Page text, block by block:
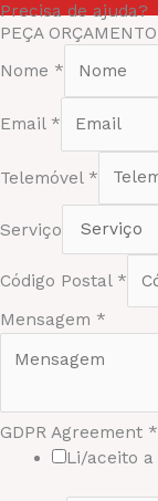
Precisa de ajuda?
PEÇA ORÇAMENTO
Nome *
Email *
Telemóvel *
Serviço
Código Postal *
Mensagem *
GDPR Agreement *
Li/aceito a